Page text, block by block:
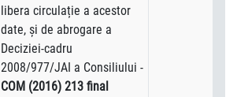
libera circulație a acestor
date, și de abrogare a
Deciziei-cadru
2008/977/JAI a Consiliului -
COM (2016) 213 final